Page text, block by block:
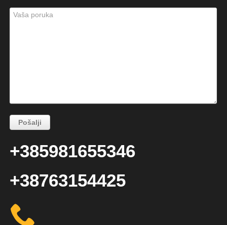
+385981655346
+38763154425